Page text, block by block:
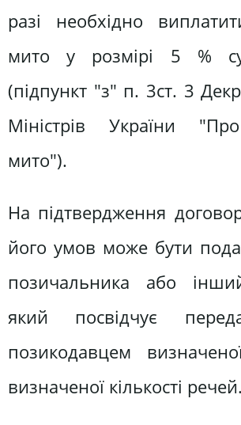
разі необхідно
мито у розмірі 5 %
(підпункт "з" п. 3ст. 3
Міністрів України
мито").
На підтвердження
його умов може бути
позичальника або
який посвідчує
позикодавцем
визначеної кількості речей.